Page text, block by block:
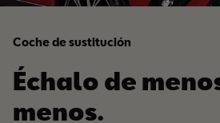
Coche de sustitución
Échalo de
menos.